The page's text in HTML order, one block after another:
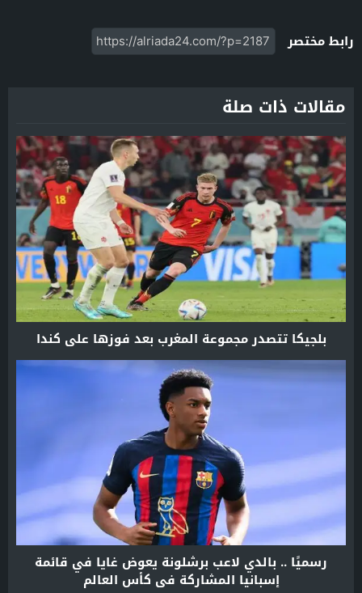
رابط مختصر
مقالات ذات صلة
بلجيكا تتصدر مجموعة المغرب بعد فوزها على كندا
رسميًا .. بالدي لاعب برشلونة يعوض غايا في قائمة
إسبانيا المشاركة في كأس العالم